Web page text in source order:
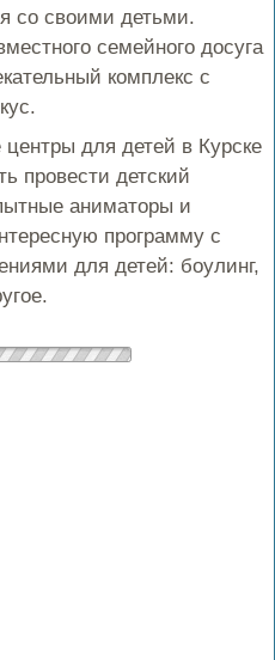
со своими детьми.
семейного досуга
комплекс с
для детей в Курске
провести детский
аниматоры и
программу с
для детей: боулинг,